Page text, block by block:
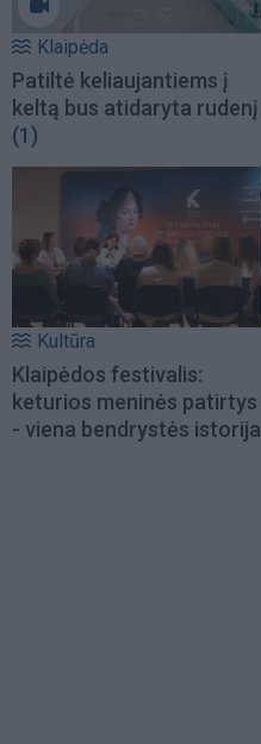
Klaipėda
Patiltė keliaujantiems į
keltą bus atidaryta rudenį
(1)
Kultūra
Klaipėdos festivalis:
keturios meninės patirtys
- viena bendrystės istorija